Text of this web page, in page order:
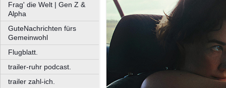
Frag' die Welt | Gen Z &
Alpha
GuteNachrichten fürs
Gemeinwohl
Flugblatt.
trailer-ruhr podcast.
trailer zahl-ich.